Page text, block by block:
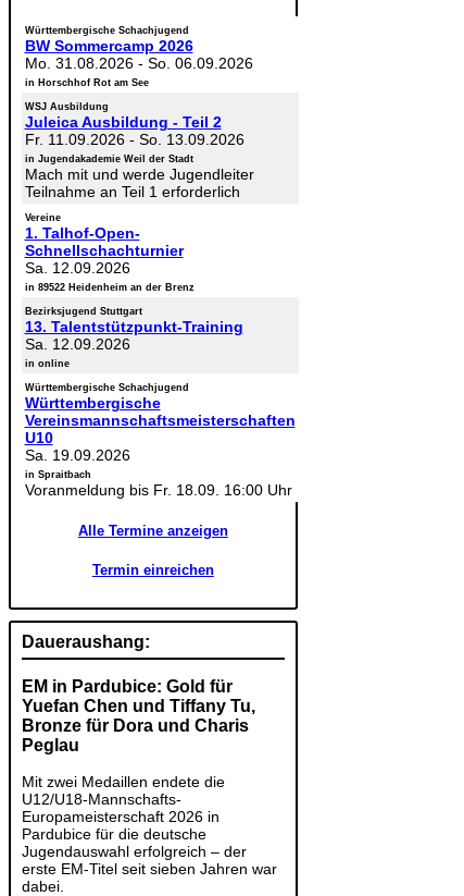
Württembergische Schachjugend
BW Sommercamp 2026
Mo. 31.08.2026- So. 06.09.2026
in Horschhof Rot am See
WSJ Ausbildung
Juleica Ausbildung - Teil 2
Fr. 11.09.2026- So. 13.09.2026
in Jugendakademie Weil der Stadt
Mach mit und werde Jugendleiter
Teilnahme an Teil 1 erforderlich
Vereine
1. Talhof-Open-
Schnellschachturnier
Sa. 12.09.2026
in 89522 Heidenheim an der Brenz
Bezirksjugend Stuttgart
13. Talentstützpunkt-Training
Sa. 12.09.2026
in online
Württembergische Schachjugend
Württembergische
Vereinsmannschaftsmeisterschaften
U10
Sa. 19.09.2026
in Spraitbach
Voranmeldung bis Fr. 18.09. 16:00 Uhr
Alle Termine anzeigen
Termin einreichen
Daueraushang:
EM in Pardubice: Gold für
Yuefan Chen und Tiffany Tu,
Bronze für Dora und Charis
Peglau
Mit zwei Medaillen endete die
U12/U18-Mannschafts-
Europameisterschaft 2026 in
Pardubice für die deutsche
Jugendauswahl erfolgreich – der
erste EM-Titel seit sieben Jahren war
dabei.